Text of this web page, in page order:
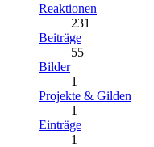
Reaktionen
231
Beiträge
55
Bilder
1
Projekte & Gilden
1
Einträge
1